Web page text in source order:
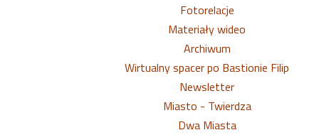
Fotorelacje
Materiały wideo
Archiwum
Wirtualny spacer po Bastionie Filip
Newsletter
Miasto - Twierdza
Dwa Miasta